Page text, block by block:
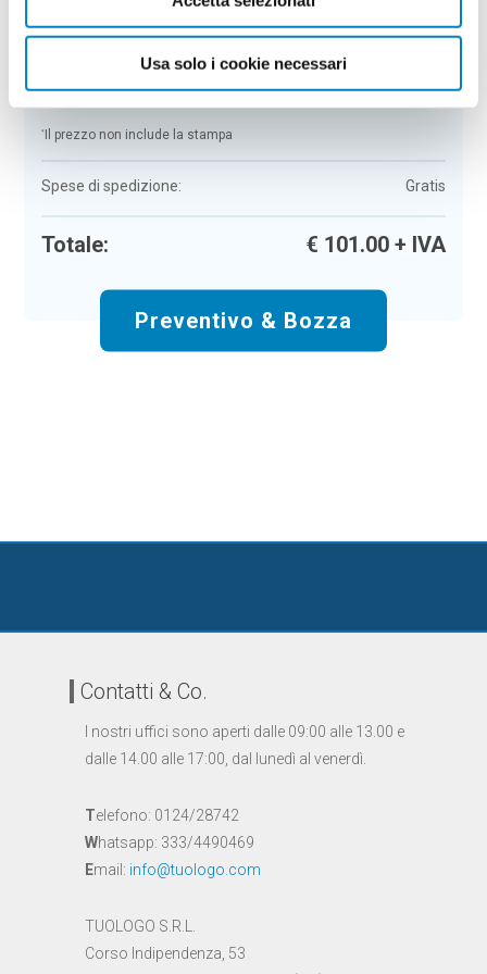
Usa solo i cookie necessari
Colore:legno Quantità:100
Tempi di consegna:10 gg lavorativi
€101,00+ IVA
* Il prezzo non include la stampa
Spese di spedizione: Gratis
Totale: € 101.00+ IVA
Preventivo & Bozza
Contatti & Co.
I nostri uffici sono aperti dalle 09:00 alle 13.00 e
dalle 14.00 alle 17:00, dal lunedì al venerdì.
Telefono: 0124/28742
Whatsapp: 333/4490469
Email: info@tuologo.com
TUOLOGO S.R.L.
Corso Indipendenza, 53